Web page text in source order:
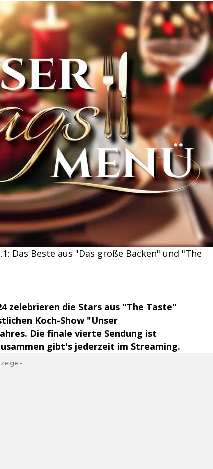
Das Beste aus "Das große Backen" und "The
zelebrieren die Stars aus "The Taste"
Koch-Show "Unser
Die finale vierte Sendung ist
gibt's jederzeit im Streaming.
-